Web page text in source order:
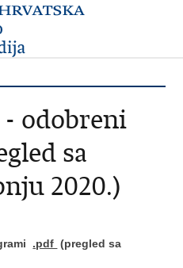
odobreni
sa
2020.)
.pdf (pregled sa